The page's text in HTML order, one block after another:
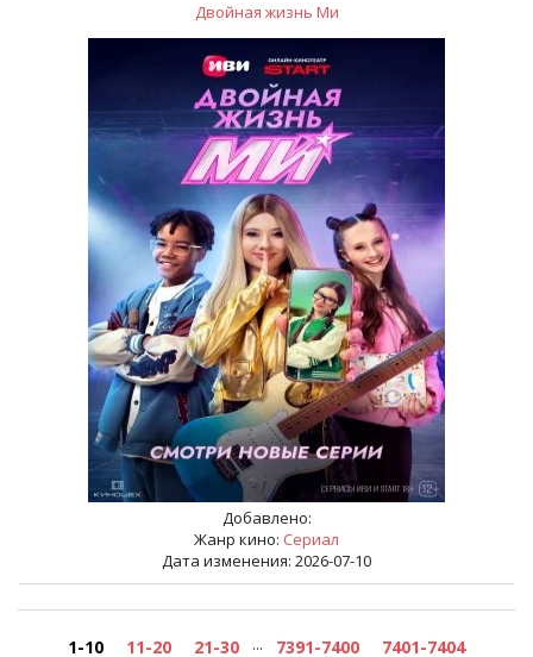
Двойная жизнь Ми
Добавлено:
Жанр кино: Сериал
Дата изменения: 2026-07-10
1-10 11-20 21-30 ... 7391-7400 7401-7404